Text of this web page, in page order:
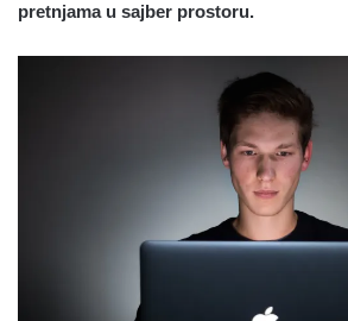
pretnjama u sajber prostoru.